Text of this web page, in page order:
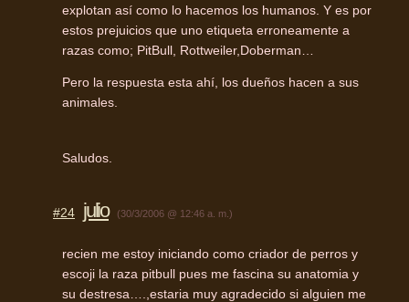
explotan así como lo hacemos los humanos. Y es por
estos prejuicios que uno etiqueta erroneamente a
razas como; PitBull, Rottweiler,Doberman…
Pero la respuesta esta ahí, los dueños hacen a sus
animales.
Saludos.
#24 julio (30/3/2006 @ 12:46 a. m.)
recien me estoy iniciando como criador de perros y
escoji la raza pitbull pues me fascina su anatomia y
su destresa….,estaria muy agradecido si alguien me